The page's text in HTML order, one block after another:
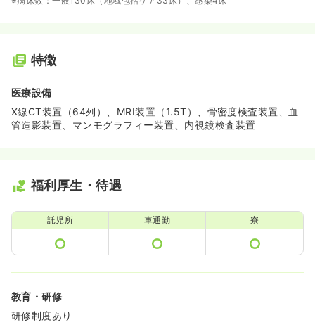
特徴
医療設備
X線CT装置（64列）、MRI装置（1.5T）、骨密度検査装置、血
管造影装置、マンモグラフィー装置、内視鏡検査装置
福利厚生・待遇
託児所 車通勤 寮
教育・研修
研修制度あり